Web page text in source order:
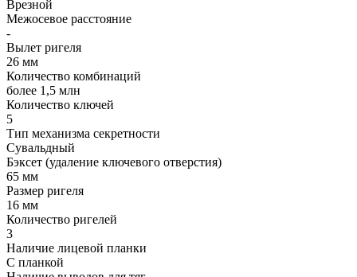
Врезной
Межосевое расстояние
-
Вылет ригеля
26 мм
Количество комбинаций
более 1,5 млн
Количество ключей
5
Тип механизма секретности
Сувальдный
Бэксет (удаление ключевого отверстия)
65 мм
Размер ригеля
16 мм
Количество ригелей
3
Наличие лицевой планки
С планкой